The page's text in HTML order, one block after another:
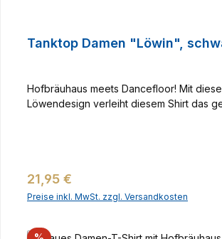
Tanktop Damen "Löwin",
Hofbräuhaus meets Dancefloor! Mit
Löwendesign verleiht diesem Shirt das
Regulärer Preis:
21,95 €
Preise inkl. MwSt. zzgl. Versandkosten